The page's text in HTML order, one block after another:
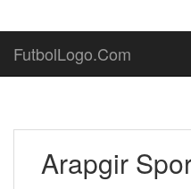
FutbolLogo.Com
Arapgir